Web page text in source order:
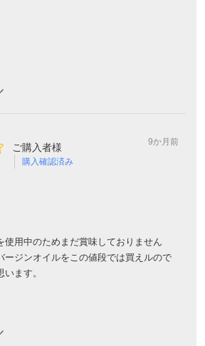
ご購入者様
購入確認済み
9か月前
使用中のためまだ賞味しておりません
ージンオイルをこの値段では買えルので
ます。